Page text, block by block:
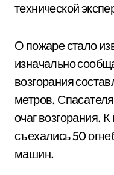
технической
О пожаре стало
изначально
возгорания
метров.
очаг возгорания.
съехались 50
машин.